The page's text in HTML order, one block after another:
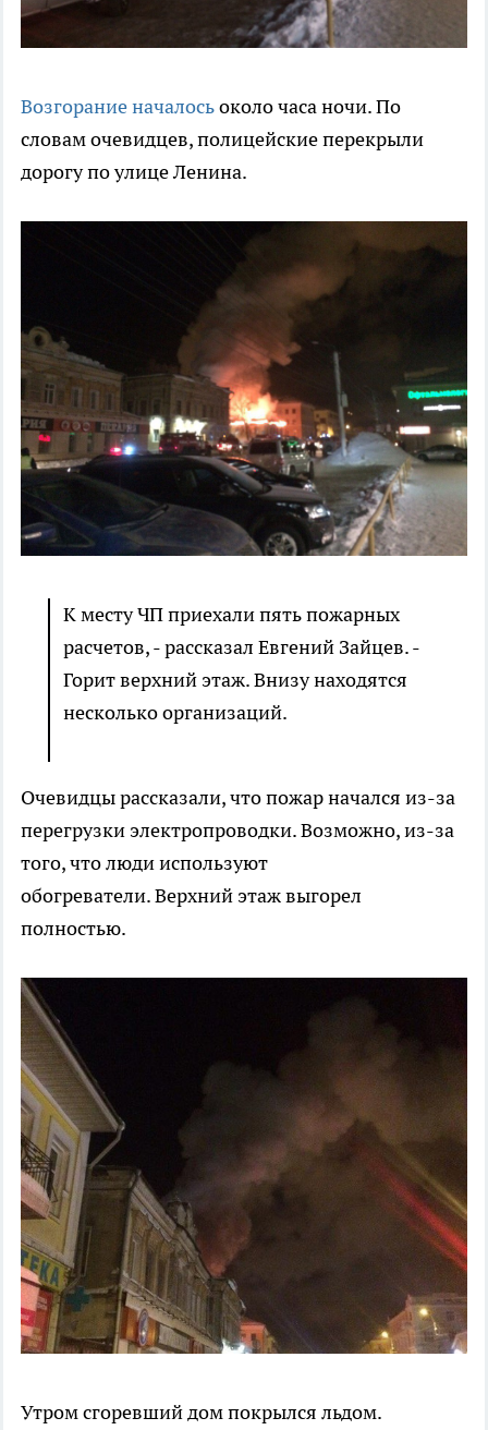
Возгорание началосьоколо часа ночи. По
словам очевидцев, полицейские перекрыли
дорогу по улице Ленина.
К месту ЧП приехали пять пожарных
расчетов, - рассказал Евгений Зайцев. -
Горит верхний этаж. Внизу находятся
несколько организаций.
Очевидцы рассказали, что пожар начался из-за
перегрузки электропроводки. Возможно, из-за
того, что люди используют
обогреватели. Верхний этаж выгорел
полностью.
Утром сгоревший дом покрылся льдом.